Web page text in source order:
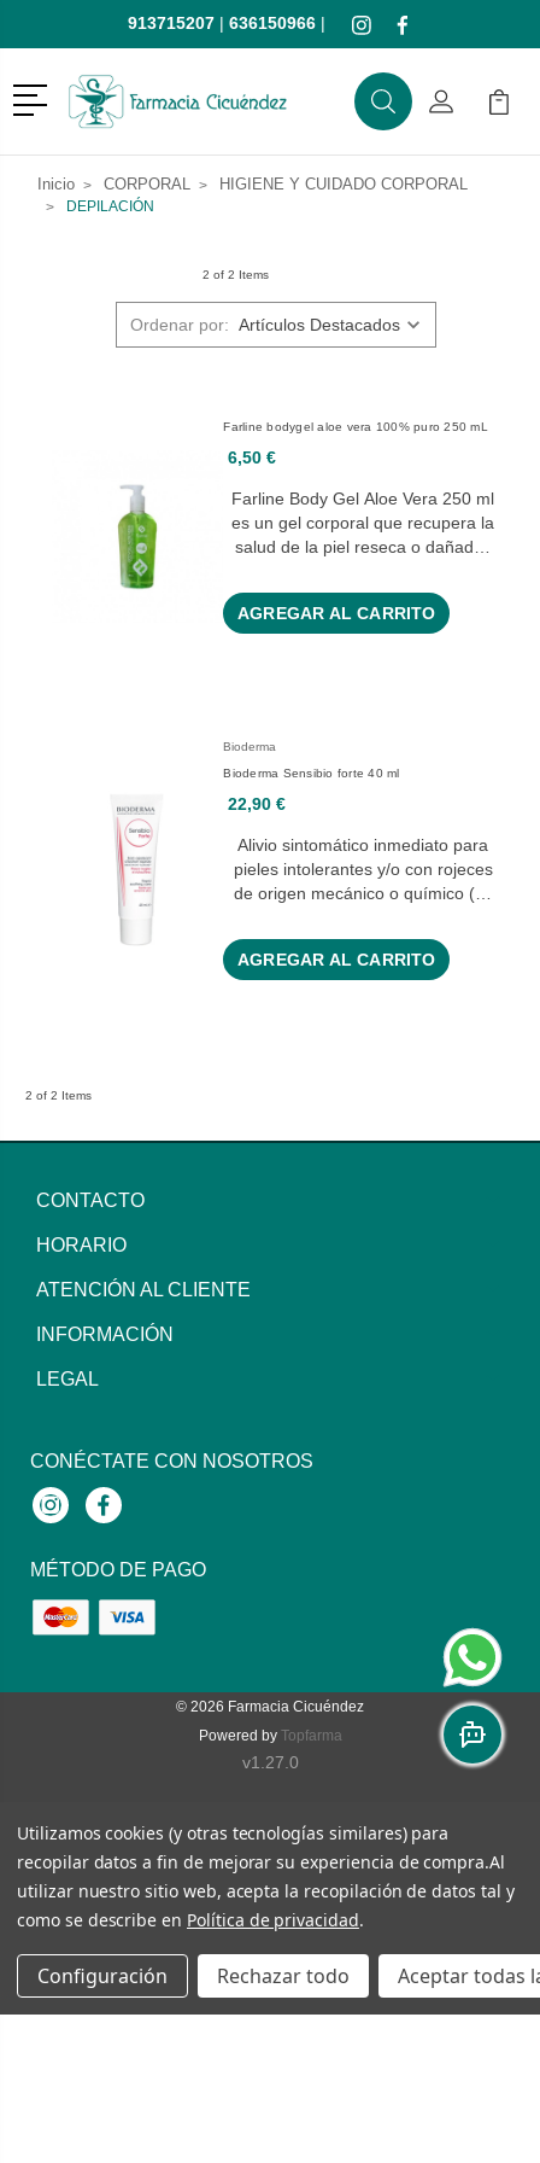
913715207 | 636150966 |
Menú
BuscarMi Cuenta
Mi
Inicio CORPORAL HIGIENE Y CUIDADO CORPORAL
DEPILACIÓN
2 of 2 Items
Ordenar por:
Farline bodygel aloe vera 100% puro 250 mL
6,50 €
Farline Body Gel Aloe Vera 250 ml
es un gel corporal que recupera la
salud de la piel reseca o dañad…
AGREGAR AL CARRITO
Bioderma
Bioderma Sensibio forte 40 ml
22,90 €
Alivio sintomático inmediato para
pieles intolerantes y/o con rojeces
de origen mecánico o químico (…
AGREGAR AL CARRITO
2 of 2 Items
CONTACTO
HORARIO
ATENCIÓN AL CLIENTE
INFORMACIÓN
LEGAL
CONÉCTATE CON NOSOTROS
InstagramFacebook
MÉTODO DE PAGO
© 2026 Farmacia Cicuéndez
Powered by Topfarma
v1.27.0
Utilizamos cookies (y otras tecnologías similares) para
recopilar datos a fin de mejorar su experiencia de compra.Al
utilizar nuestro sitio web, acepta la recopilación de datos tal y
como se describe en Política de privacidad.
Configuración Rechazar todo Aceptar todas